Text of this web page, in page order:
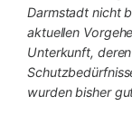
Darmstadt nicht
aktuellen
Unterkunft,
wurden bisher